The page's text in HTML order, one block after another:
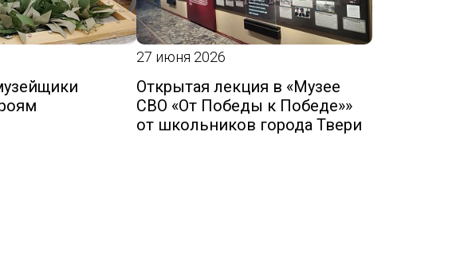
27 июня 2026
Открытая лекция в «Музее
СВО «От Победы к Победе»»
от школьников города Твери